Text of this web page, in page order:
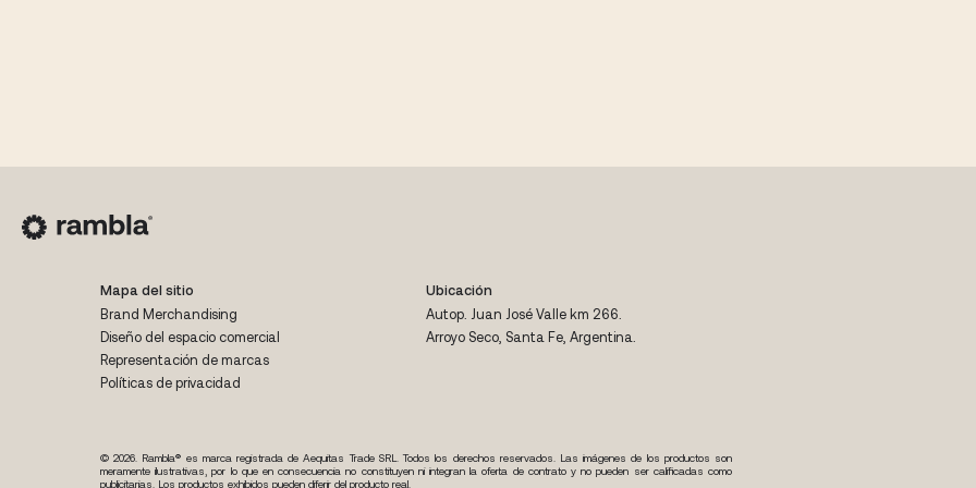
Mapa del sitio
Brand Merchandising
Diseño del espacio comercial
Representación de marcas
Políticas de privacidad
Ubicación
Autop. Juan José Valle km 266.
Arroyo Seco, Santa Fe, Argentina.
© 2026. Rambla® es marca registrada de Aequitas Trade SRL. Todos los derechos reservados. Las imágenes de los productos son
meramente ilustrativas, por lo que en consecuencia no constituyen ni integran la oferta de contrato y no pueden ser calificadas como
publicitarias. Los productos exhibidos pueden diferir del producto real.